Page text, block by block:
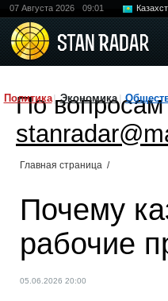
07 Августа 2026 09:01
Политика Экономика
По
Главная страница /
Почему
рабочие
05.06.2026 20:00